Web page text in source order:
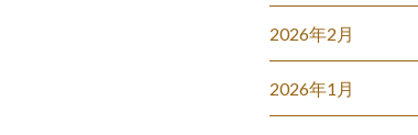
2026年2月
2026年1月